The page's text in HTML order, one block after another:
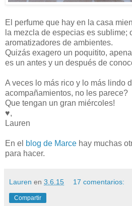
El perfume que hay en la casa
la mezcla de especias es sublime;
aromatizadores de ambientes.
Quizás exagero un poquitito,
es un antes y un después de
A veces lo más rico y lo más lindo
acompañamientos, no les parece?
Que tengan un gran miércoles!
♥,
Lauren
En el blog de Marce hay muchas
para hacer.
Lauren en 3.6.15 17 comentarios:
Compartir